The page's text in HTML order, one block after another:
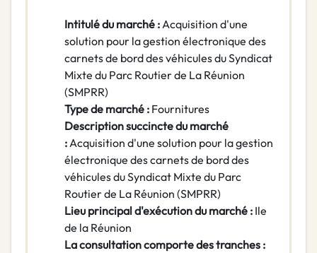
Intitulé du marché :Acquisition d'une
solution pour la gestion électronique des
carnets de bord des véhicules du Syndicat
Mixte du Parc Routier de La Réunion
(SMPRR)
Type de marché : Fournitures
Description succincte du marché
:Acquisition d'une solution pour la gestion
électronique des carnets de bord des
véhicules du Syndicat Mixte du Parc
Routier de La Réunion (SMPRR)
Lieu principal d'exécution du marché : Ile
de la Réunion
La consultation comporte des tranches :